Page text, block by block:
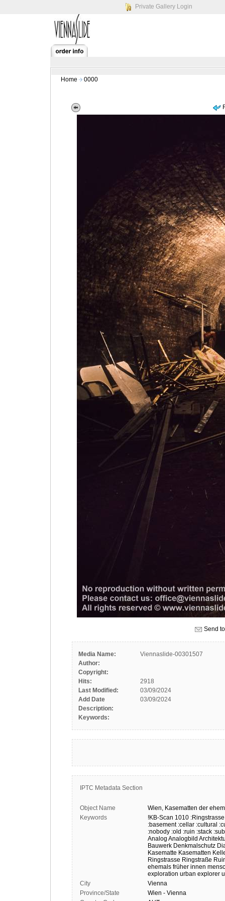
Private Gallery Login
Home 0000
Send
Media Name:
Viennaslide-00301507
Author:
Copyright:
Hits:
2918
Last Modified:
03/09/2024
Add Date
03/09/2024
Description:
Keywords:
IPTC Metadata Section
Object Name Wien, Kasematten der
Keywords
!KB-Scan 1010 :Ringstrasse
:basement :cellar :cultural
:nobody :old :ruin :stack
Analog Analogbild
Bauwerk Denkmalschutz
Kasematte Kasematten
Ringstrasse Ringstraße
ehemals früher innen
exploration urban explorer
City
Vienna
Province/State
Wien - Vienna